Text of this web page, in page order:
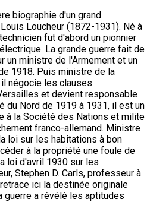
biographie d'un grand
Loucheur (1872-1931). Né à
fut d'abord un pionnier
La grande guerre fait de
un ministre de l'Armement et un
1918. Puis ministre de la
négocie les clauses
et devient responsable
du Nord de 1919 à 1931, il est un
à la Société des Nations et milite
franco-allemand. Ministre
loi sur les habitations à bon
à la propriété une foule de
loi d'avril 1930 sur les
Stephen D. Carls, professeur à
ici la destinée originale
guerre a révélé les aptitudes